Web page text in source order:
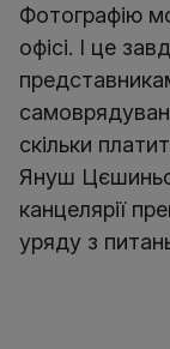
Фотографію
офісі. І це
скільки
Януш
канцелярії
уряду з